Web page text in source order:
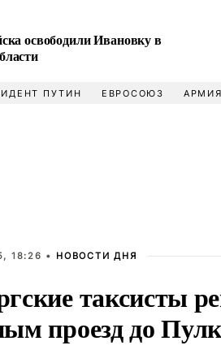
освободили Ивановку в
ПУТИН ЕВРОСОЮЗ
18:26 • НОВОСТИ ДНЯ
таксисты
проезд до